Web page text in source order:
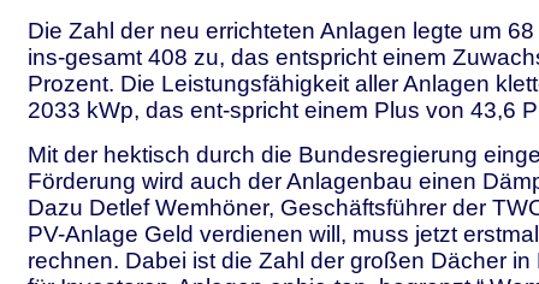
Die Zahl der neu errichteten Anlagen legte um
ins-gesamt 408 zu, das entspricht einem
Prozent. Die Leistungsfähigkeit aller Anlagen
2033 kWp, das ent-spricht einem Plus von 43,6
Mit der hektisch durch die Bundesregierung
Förderung wird auch der Anlagenbau einen
Dazu Detlef Wemhöner, Geschäftsführer der
PV-Anlage Geld verdienen will, muss jetzt
rechnen. Dabei ist die Zahl der großen Dächer in